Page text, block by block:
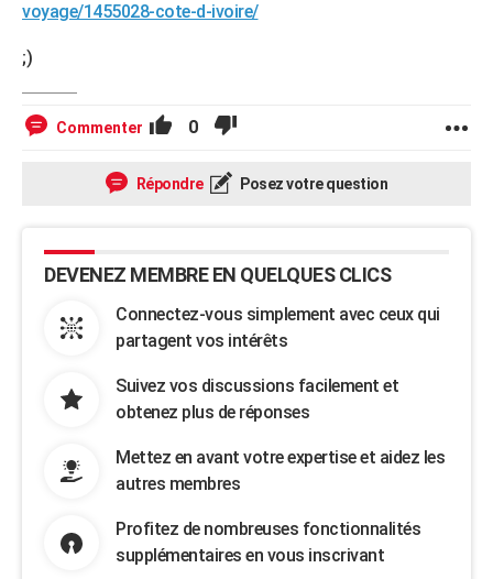
voyage/1455028-cote-d-ivoire/
;)
Commenter 0
Répondre Posez votre question
DEVENEZ MEMBRE EN QUELQUES CLICS
Connectez-vous simplement avec ceux qui
partagent vos intérêts
Suivez vos discussions facilement et
obtenez plus de réponses
Mettez en avant votre expertise et aidez les
autres membres
Profitez de nombreuses fonctionnalités
supplémentaires en vous inscrivant